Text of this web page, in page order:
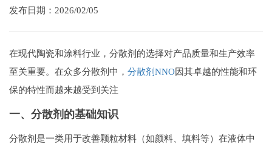
发布日期：2026/02/05
在现代陶瓷和涂料行业，分散剂的选择对产品质量和生产效率
至关重要。在众多分散剂中， 分散剂NNO因其卓越的性能和环
保的特性而越来越受到关注
一、分散剂的基础知识
分散剂是一类用于改善颗粒材料（如颜料、填料等）在液体中